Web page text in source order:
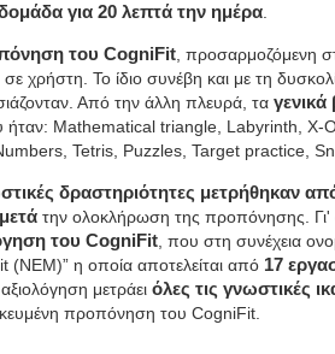
για 20 λεπτά την ημέρα
του CogniFit , προσαρμοζόμενη
χρήστη. Το ίδιο συνέβη και με τη
Από την άλλη πλευρά, τα γενικά
ήταν: Mathematical triangle, Labyrinth,
Tetris, Puzzles, Target practice,
δραστηριότητες μετρήθηκαν
την ολοκλήρωση της προπόνησης. Γι'
του CogniFit , που στη συνέχεια
(NEM)” η οποία αποτελείται από 17
μετράει όλες τις γνωστικές
προπόνηση του CogniFit.